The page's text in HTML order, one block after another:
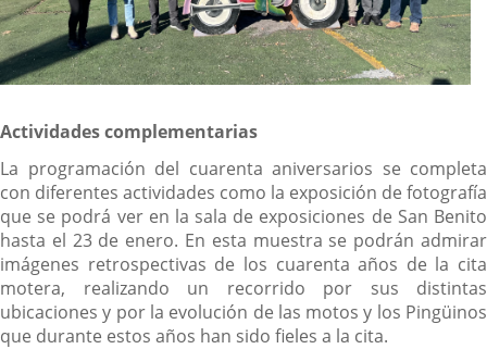
Actividades complementarias
La programación del cuarenta aniversarios se completa
con diferentes actividades como la exposición de fotografía
que se podrá ver en la sala de exposiciones de San Benito
hasta el 23 de enero. En esta muestra se podrán admirar
imágenes retrospectivas de los cuarenta años de la cita
motera, realizando un recorrido por sus distintas
ubicaciones y por la evolución de las motos y los Pingüinos
que durante estos años han sido fieles a la cita.